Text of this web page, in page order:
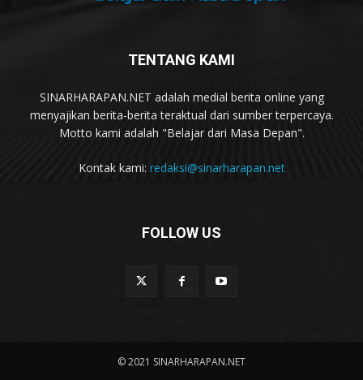
TENTANG KAMI
SINARHARAPAN.NET adalah medial berita online yang
menyajikan berita-berita teraktual dari sumber terpercaya.
Motto kami adalah "Belajar dari Masa Depan".
Kontak kami: redaksi@sinarharapan.net
FOLLOW US
© 2021 SINARHARAPAN.NET